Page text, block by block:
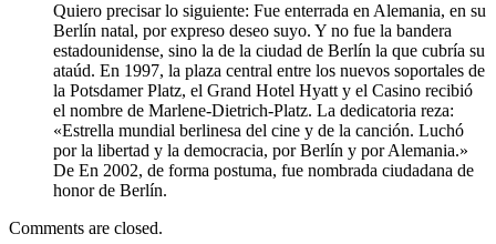
Quiero precisar lo siguiente: Fue enterrada en Alemania, en su
Berlín natal, por expreso deseo suyo. Y no fue la bandera
estadounidense, sino la de la ciudad de Berlín la que cubría su
ataúd. En 1997, la plaza central entre los nuevos soportales de
la Potsdamer Platz, el Grand Hotel Hyatt y el Casino recibió
el nombre de Marlene-Dietrich-Platz. La dedicatoria reza:
«Estrella mundial berlinesa del cine y de la canción. Luchó
por la libertad y la democracia, por Berlín y por Alemania.»
De En 2002, de forma postuma, fue nombrada ciudadana de
honor de Berlín.
Comments are closed.